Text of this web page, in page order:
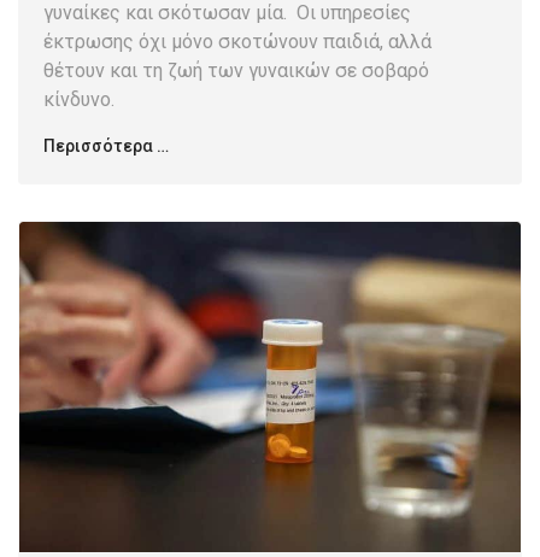
γυναίκες και σκότωσαν μία. Οι υπηρεσίες
έκτρωσης όχι μόνο σκοτώνουν παιδιά, αλλά
θέτουν και τη ζωή των γυναικών σε σοβαρό
κίνδυνο.
Περισσότερα …